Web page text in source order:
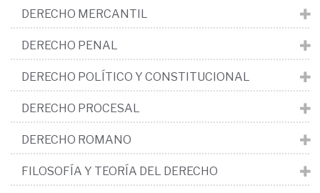
DERECHO MERCANTIL
DERECHO PENAL
DERECHO POLÍTICO Y CONSTITUCIONAL
DERECHO PROCESAL
DERECHO ROMANO
FILOSOFÍA Y TEORÍA DEL DERECHO